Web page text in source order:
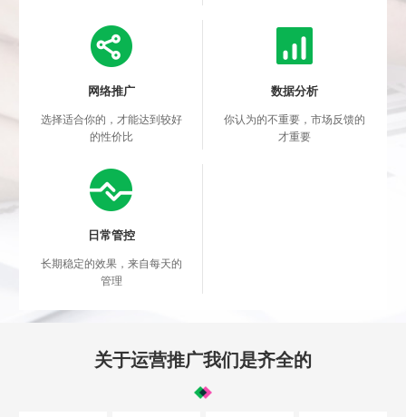
网络推广
选择适合你的，才能达到较好
的性价比
数据分析
你认为的不重要，市场反馈的
才重要
日常管控
长期稳定的效果，来自每天的
管理
关于运营推广我们是齐全的